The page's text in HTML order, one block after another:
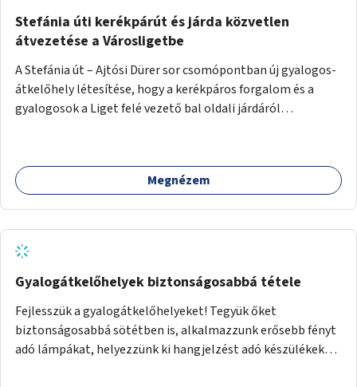
Stefánia úti kerékpárút és járda közvetlen
átvezetése a Városligetbe
A Stefánia út – Ajtósi Dürer sor csomópontban új gyalogos-
átkelőhely létesítése, hogy a kerékpáros forgalom és a
gyalogosok a Liget felé vezető bal oldali járdáról
Megnézem
Gyalogátkelőhelyek biztonságosabbá tétele
Fejlesszük a gyalogátkelőhelyeket! Tegyük őket
biztonságosabbá sötétben is, alkalmazzunk erősebb fényt
adó lámpákat, helyezzünk ki hangjelzést adó készülékeket